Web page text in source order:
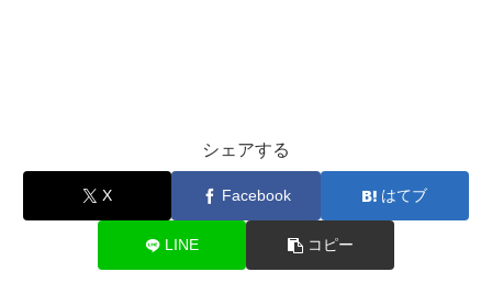
シェアする
X Facebook はてブ
LINE コピー